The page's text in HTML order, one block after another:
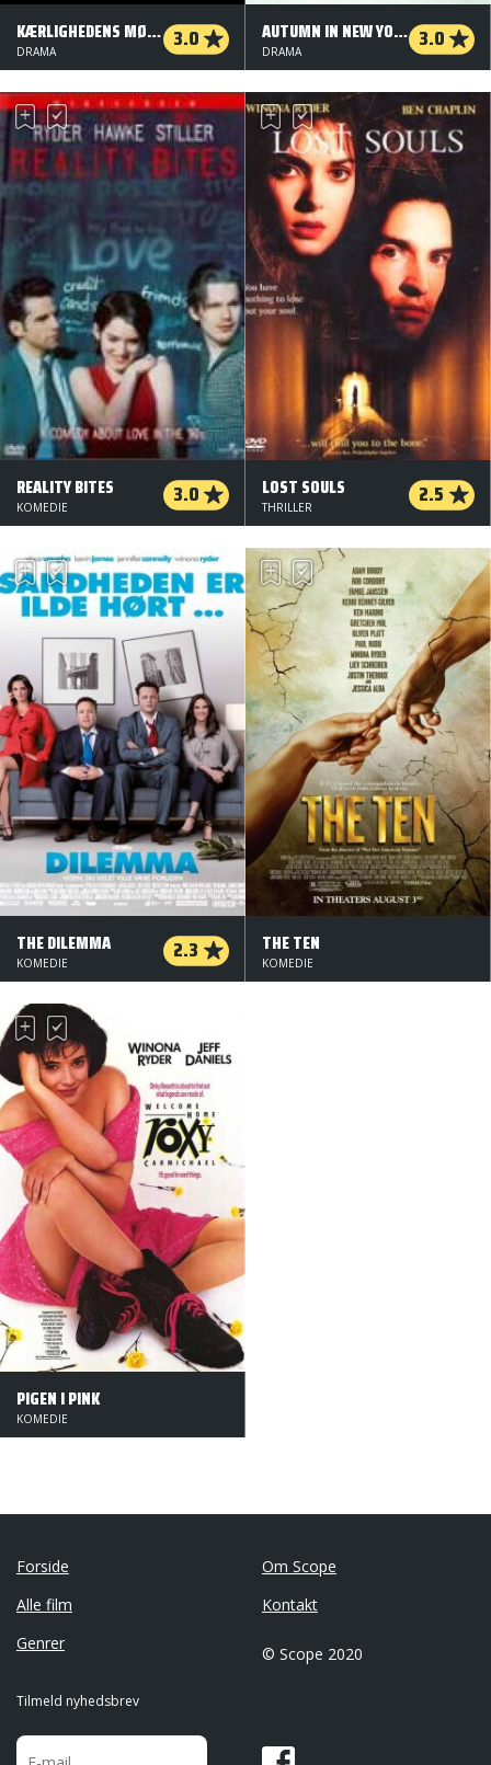
KÆRLIGHEDENS MØNSTER 3.0
DRAMA
AUTUMN IN NEW YORK 3.0
DRAMA
REALITY BITES 3.0
KOMEDIE
LOST SOULS 2.5
THRILLER
THE DILEMMA 2.3
KOMEDIE
THE TEN
KOMEDIE
PIGEN I PINK
KOMEDIE
Forside
Alle film
Genrer
Om Scope
Kontakt
© Scope 2020
Tilmeld nyhedsbrev